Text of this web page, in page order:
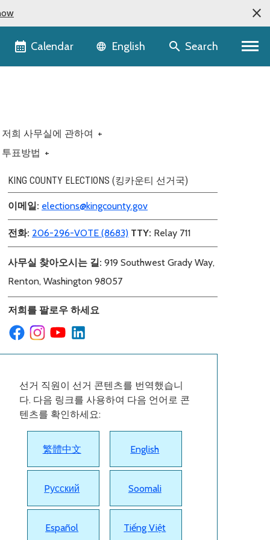
Calendar Language selector
English Search
저희 사무실에 관하여 +
투표방법 +
KING COUNTY ELECTIONS (킹카운티 선거국)
이메일: elections@kingcounty.gov
전화: 206-296-VOTE (8683) TTY: Relay 711
사무실 찾아오시는 길: 919 Southwest Grady Way,
Renton, Washington 98057
저희를 팔로우 하세요
선거 직원이 선거 콘텐츠를 번역했습니
다. 다음 링크를 사용하여 다음 언어로 콘
텐츠를 확인하세요:
繁體中文 English
Pусский Soomali
Español Tiếng Việt